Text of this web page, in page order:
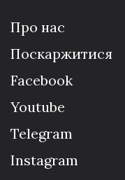
Про нас
Поскаржитися
Facebook
Youtube
Telegram
Instagram